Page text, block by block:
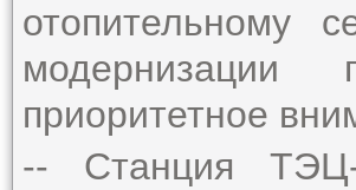
отопительному
модернизации
приоритетное
-- Станция ТЭЦ-